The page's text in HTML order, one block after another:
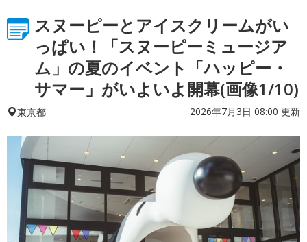
スヌーピーとアイスクリームがい
っぱい！「スヌーピーミュージア
ム」の夏のイベント「ハッピー・
サマー」がいよいよ開幕(画像1/10)
東京都 2026年7月3日 08:00 更新